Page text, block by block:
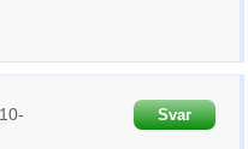
10-
Svar